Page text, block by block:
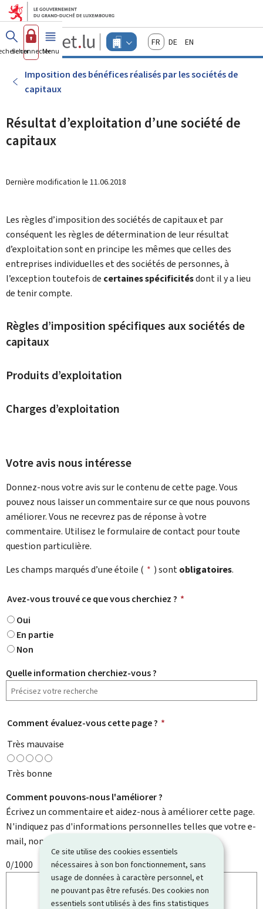
Ce site utilise des cookies essentiels
nécessaires à son bon fonctionnement, sans
usage de données à caractère personnel, et
ne pouvant pas être refusés. Des cookies non
essentiels sont utilisés à des fins statistiques
Aller au menu principal
Aller au contenu
Guichet.lu
Changer
d'espace
Menu
FrançaisDeutschEnglish
Se connecterMenu principal
Imposition des bénéfices réalisés par les sociétés de
capitaux
Résultat d’exploitation d’une société de
capitaux
Dernière modification le 11.06.2018
Les règles d’imposition des sociétés de capitaux et par
conséquent les règles de détermination de leur résultat
d’exploitation sont en principe les mêmes que celles des
entreprises individuelles et des sociétés de personnes, à
l’exception toutefois de certaines spécificitésdont il y a lieu
de tenir compte.
Règles d’imposition spécifiques aux sociétés de
capitaux
Produits d’exploitation
Charges d’exploitation
Votre avis nous intéresse
Donnez-nous votre avis sur le contenu de cette page. Vous
pouvez nous laisser un commentaire sur ce que nous pouvons
améliorer. Vous ne recevrez pas de réponse à votre
commentaire. Utilisez le formulaire de contact pour toute
question particulière.
Les champs marqués d’une étoile ( * ) sontobligatoires.
Avez-vous trouvé ce que vous cherchiez ? *
Oui
En partie
Non
Quelle information cherchiez-vous ?
Comment évaluez-vous cette page ? *
Très mauvaise
Très bonne
Comment pouvons-nous l'améliorer ?
Écrivez un commentaire et aidez-nous à améliorer cette page.
N'indiquez pas d'informations personnelles telles que votre e-
mail, nom, numéro de téléphone, etc.
0/1000